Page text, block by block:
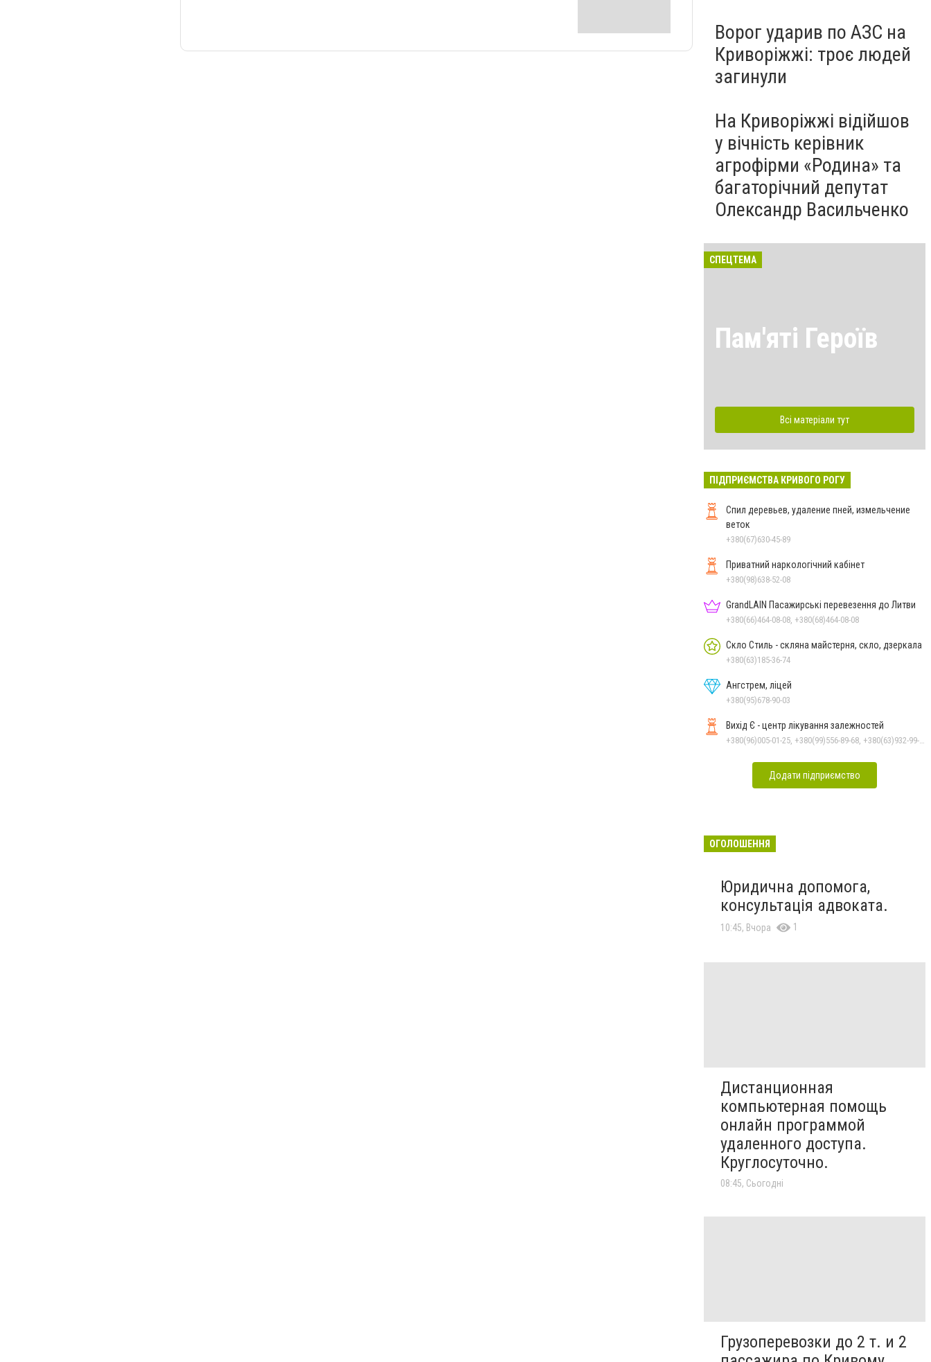
Ворог ударив по АЗС на
Криворіжжі: троє людей
загинули
На Криворіжжі відійшов
у вічність керівник
агрофірми «Родина» та
багаторічний депутат
Олександр Васильченко
СПЕЦТЕМА
Пам'яті Героїв
Всі матеріали тут
ПІДПРИЄМСТВА КРИВОГО РОГУ
Спил деревьев, удаление пней, измельчение
веток
+380(67)630-45-89
Приватний наркологічний кабінет
+380(98)638-52-08
GrandLAIN Пасажирські перевезення до Литви
+380(66)464-08-08, +380(68)464-08-08
Скло Стиль - скляна майстерня, скло, дзеркала
+380(63)185-36-74
Ангстрем, ліцей
+380(95)678-90-03
Вихід Є - центр лікування залежностей
Додати підприємство
ОГОЛОШЕННЯ
Юридична допомога,
консультація адвоката.
10:45, Вчора 1
Дистанционная
компьютерная помощь
онлайн программой
удаленного доступа.
Круглосуточно.
08:45, Сьогодні
Грузоперевозки до 2 т. и 2